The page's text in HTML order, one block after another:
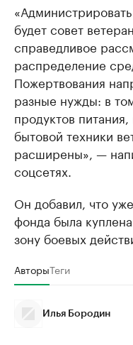
будет совет
справедливое
распределение
Пожертвования
разные нужды: в
продуктов
бытовой техники
расширены», —
соцсетях.
Он добавил, что
фонда была
зону боевых
АвторыТеги
Илья Бородин